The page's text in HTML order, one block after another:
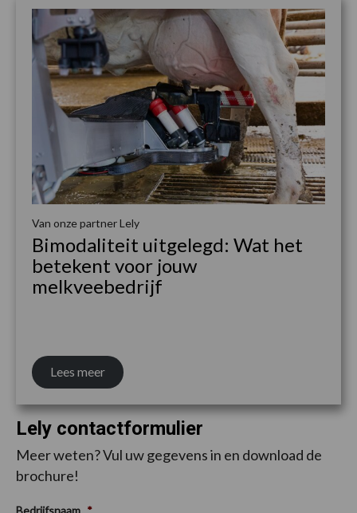
Van onze partner Lely
Bimodaliteit uitgelegd: Wat het
betekent voor jouw
melkveebedrijf
Lees meer
Lely contactformulier
Meer weten? Vul uw gegevens in en download de
brochure!
Bedrijfsnaam *